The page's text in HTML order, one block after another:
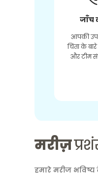
जाँच
आपकी
चिंता के
और टीम
मरीज़
हमारे मरीज